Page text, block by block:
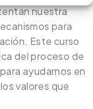
nuestra
para
Este curso
del proceso de
ayudarnos en
valores que